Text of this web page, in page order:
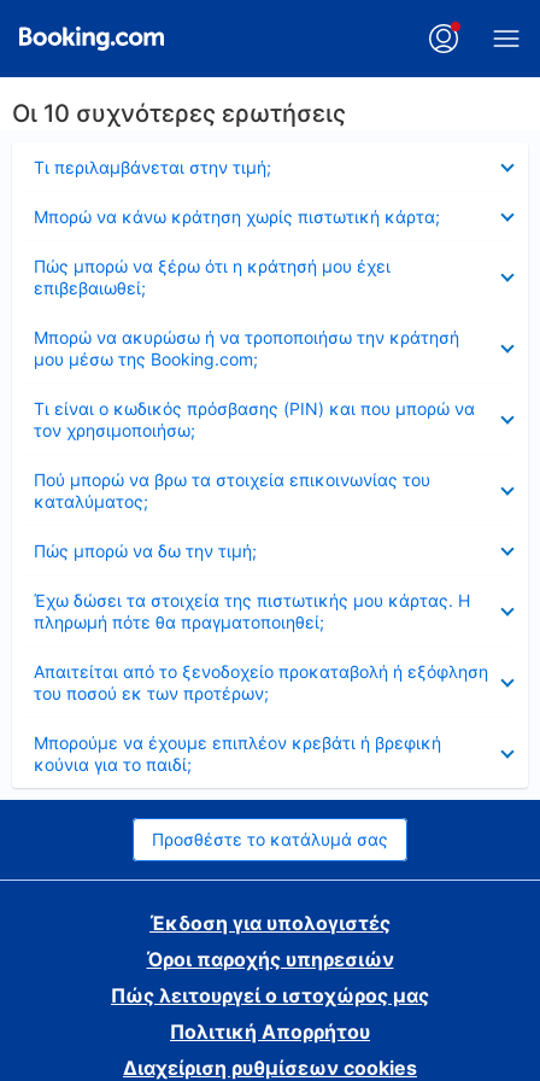
Οι 10 συχνότερες ερωτήσεις
Τι περιλαμβάνεται στην τιμή;
Μπορώ να κάνω κράτηση χωρίς πιστωτική κάρτα;
Πώς μπορώ να ξέρω ότι η κράτησή μου έχει
επιβεβαιωθεί;
Μπορώ να ακυρώσω ή να τροποποιήσω την κράτησή
μου μέσω της Booking.com;
Τι είναι ο κωδικός πρόσβασης (PIN) και που μπορώ να
τον χρησιμοποιήσω;
Πού μπορώ να βρω τα στοιχεία επικοινωνίας του
καταλύματος;
Πώς μπορώ να δω την τιμή;
Έχω δώσει τα στοιχεία της πιστωτικής μου κάρτας. Η
πληρωμή πότε θα πραγματοποιηθεί;
Απαιτείται από το ξενοδοχείο προκαταβολή ή εξόφληση
του ποσού εκ των προτέρων;
Μπορούμε να έχουμε επιπλέον κρεβάτι ή βρεφική
κούνια για το παιδί;
Προσθέστε το κατάλυμά σας
Έκδοση για υπολογιστές
Όροι παροχής υπηρεσιών
Πώς λειτουργεί ο ιστοχώρος μας
Πολιτική Απορρήτου
Διαχείριση ρυθμίσεων cookies